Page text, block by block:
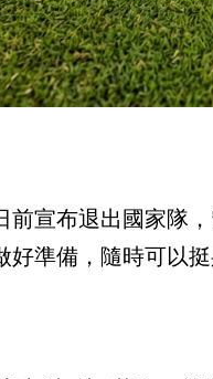
前宣布退出國家隊
好準備，隨時可以